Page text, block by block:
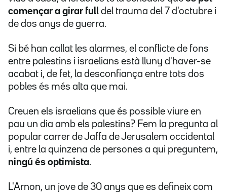
començar a girar full del trauma del 7 d'octubre i
de dos anys de guerra.
Si bé han callat les alarmes, el conflicte de fons
entre palestins i israelians està lluny d'haver-se
acabat i, de fet, la desconfiança entre tots dos
pobles és més alta que mai.
Creuen els israelians que és possible viure en
pau un dia amb els palestins? Fem la pregunta al
popular carrer de Jaffa de Jerusalem occidental
i, entre la quinzena de persones a qui preguntem,
ningú és optimista.
L'Arnon, un jove de 30 anys que es defineix com